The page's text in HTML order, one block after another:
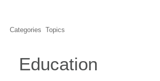
Categories Topics
Education